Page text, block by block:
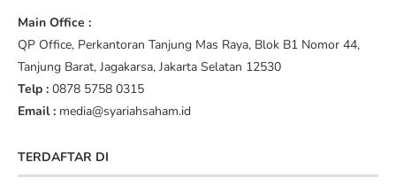
Main Office :
QP Office, Perkantoran Tanjung Mas Raya, Blok B1 Nomor 44,
Tanjung Barat, Jagakarsa, Jakarta Selatan 12530
Telp : 0878 5758 0315
Email : media@syariahsaham.id
TERDAFTAR DI